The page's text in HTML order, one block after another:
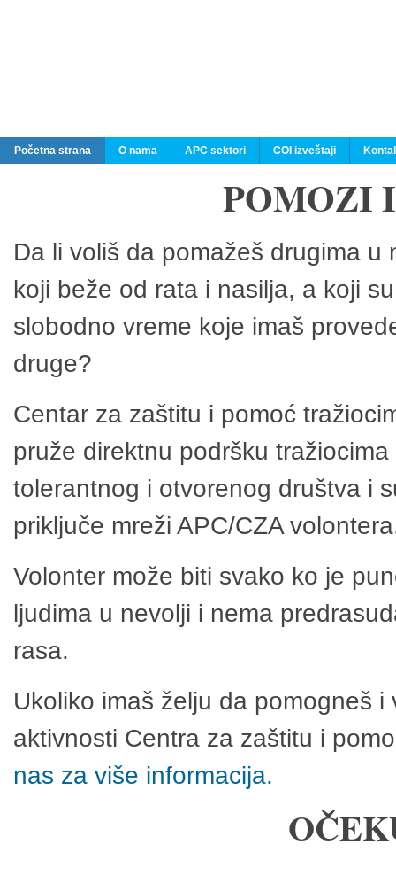
Početna strana O nama APC sektori COI izveštaji
POMOZI
Da li voliš da pomažeš drugima
koji beže od rata i nasilja, a koji
slobodno vreme koje imaš
druge?
Centar za zaštitu i pomoć
pruže direktnu podršku
tolerantnog i otvorenog društva i
priključe mreži APC/CZA
Volonter može biti svako ko je
ljudima u nevolji i nema
rasa.
Ukoliko imaš želju da pomogneš
aktivnosti Centra za zaštitu i
nas za više informacija.